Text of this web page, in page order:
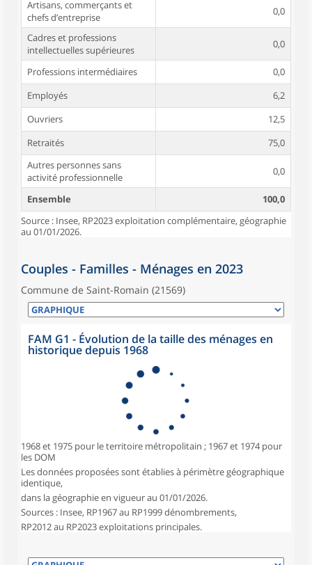
Artisans, commerçants et
chefs d’entreprise
0,0
Cadres et professions
intellectuelles supérieures
0,0
Professions intermédiaires
0,0
Employés
6,2
Ouvriers
12,5
Retraités
75,0
Autres personnes sans
activité professionnelle
0,0
Ensemble
100,0
Source : Insee, RP2023 exploitation complémentaire, géographie
au 01/01/2026.
Couples - Familles - Ménages en 2023
Commune de Saint-Romain (21569)
FAM G1 - Évolution de la taille des ménages en
historique depuis 1968
1968 et 1975 pour le territoire métropolitain ; 1967 et 1974 pour
les DOM
Les données proposées sont établies à périmètre géographique
identique,
dans la géographie en vigueur au 01/01/2026.
Sources : Insee, RP1967 au RP1999 dénombrements,
RP2012 au RP2023 exploitations principales.